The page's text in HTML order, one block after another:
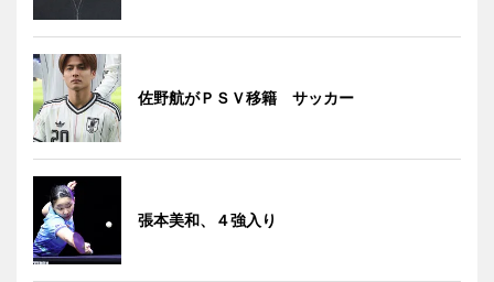
佐野航がＰＳＶ移籍 サッカー
張本美和、４強入り